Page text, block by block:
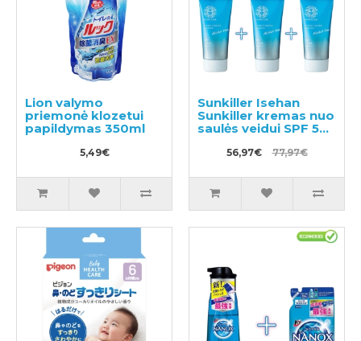
Lion valymo
priemonė klozetui
papildymas 350ml
5,49€
Sunkiller Isehan
Sunkiller kremas nuo
saulės veidui SPF 50+
56,97€ 77,97€